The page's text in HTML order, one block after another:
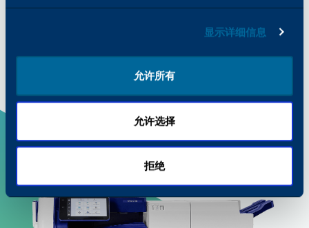
显示详细信息
允许所有
允许选择
拒绝
OEM 耗材相同的可靠性、效率和打印质量。点
了解有关我们产品的色彩价值和质量的更
高品质性能：我们的耗材经过严格测试，确保
印机提供广泛的产品选择，为您的业务提供更
可持续性：我们的大部分售后供应品都是可回
收的，并且采用环保方式生产。
找不到您想要的东西？
如果您无法找到所需的信息或有其他问题，我们的团
队随时准备为您提供帮助。请直接联系我们，我们将
协助您解决任何问题或提供您所需的信息。
向我们提出任何问题